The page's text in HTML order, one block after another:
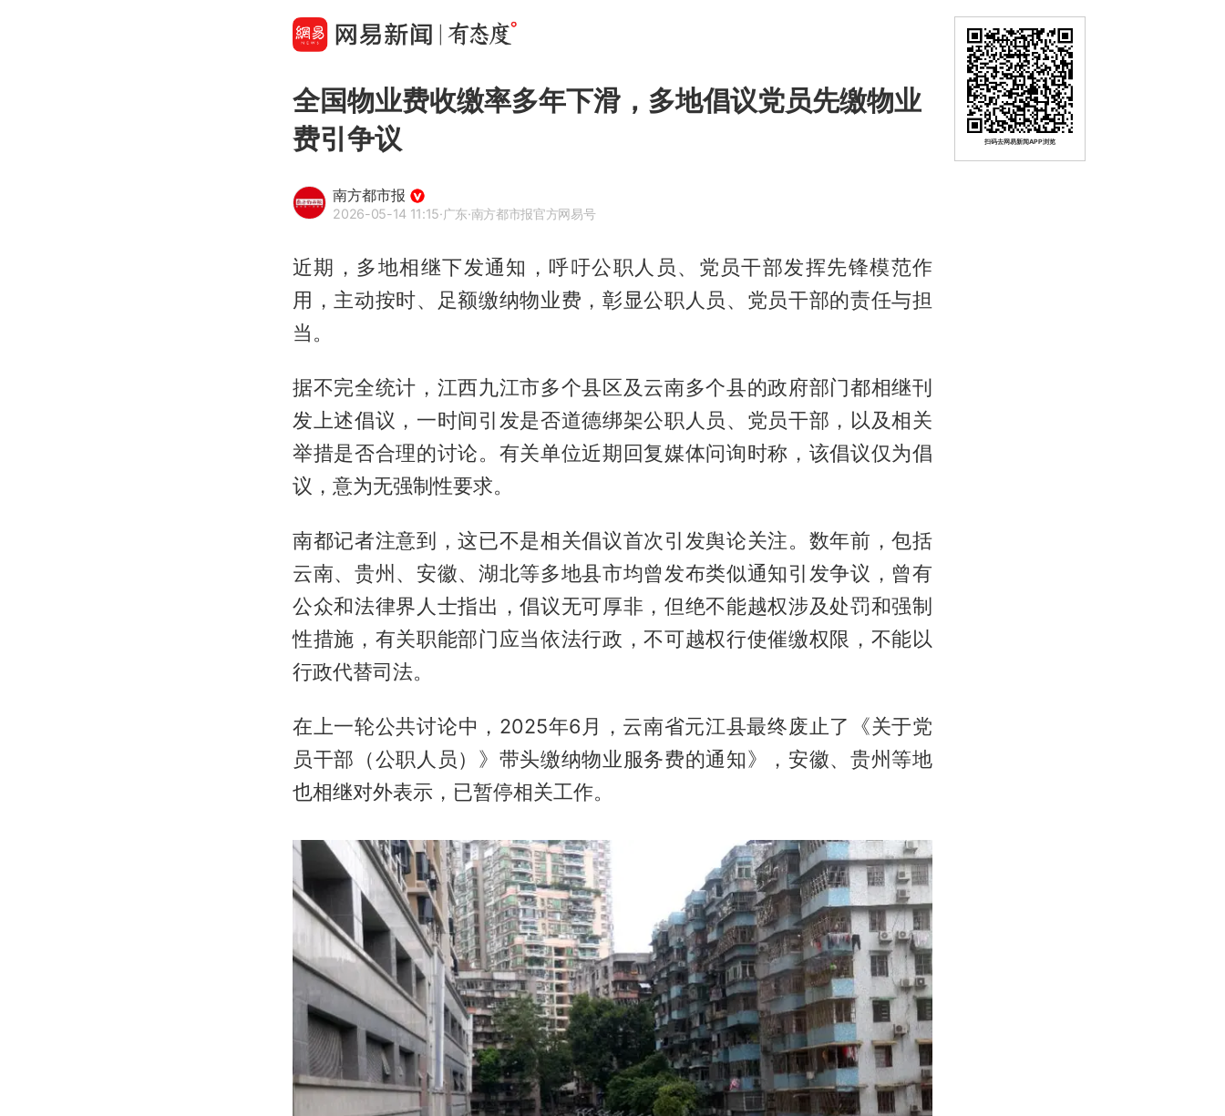
全国物业费收缴率多年下滑，多地倡议党员先缴物业
费引争议
南方都市报
2026-05-14 11:15·广东·南方都市报官方网易号
近期，多地相继下发通知，呼吁公职人员、党员干部发挥先锋模范作
用，主动按时、足额缴纳物业费，彰显公职人员、党员干部的责任与担
当。
据不完全统计，江西九江市多个县区及云南多个县的政府部门都相继刊
发上述倡议，一时间引发是否道德绑架公职人员、党员干部，以及相关
举措是否合理的讨论。有关单位近期回复媒体问询时称，该倡议仅为倡
议，意为无强制性要求。
南都记者注意到，这已不是相关倡议首次引发舆论关注。数年前，包括
云南、贵州、安徽、湖北等多地县市均曾发布类似通知引发争议，曾有
公众和法律界人士指出，倡议无可厚非，但绝不能越权涉及处罚和强制
性措施，有关职能部门应当依法行政，不可越权行使催缴权限，不能以
行政代替司法。
在上一轮公共讨论中，2025年6月，云南省元江县最终废止了《关于党
员干部（公职人员）》带头缴纳物业服务费的通知》，安徽、贵州等地
也相继对外表示，已暂停相关工作。
扫码去网易新闻APP浏览